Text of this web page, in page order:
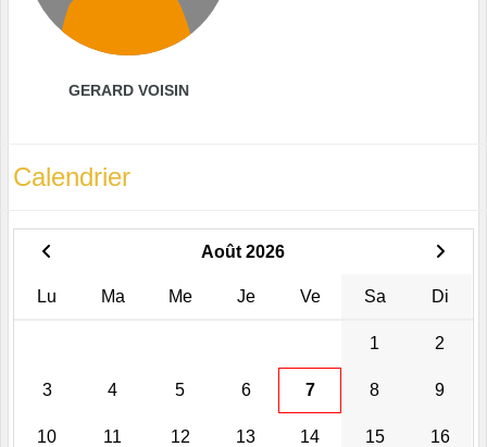
GERARD VOISIN
Calendrier
Août 2026
Lu Ma Me Je Ve Sa Di
1 2
3 4 5 6 7 8 9
10 11 12 13 14 15 16